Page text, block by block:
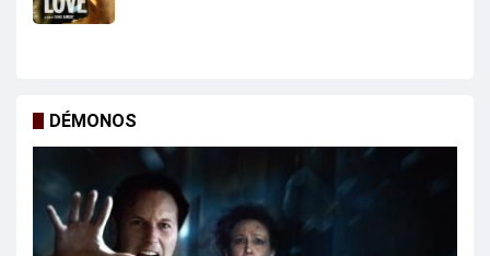
DÉMONOS